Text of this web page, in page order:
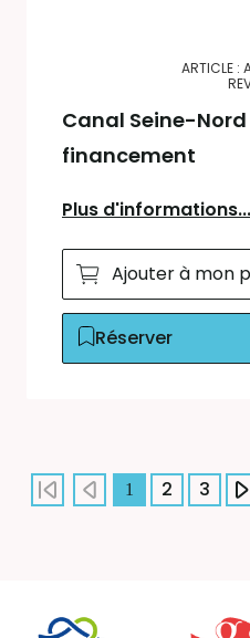
ARTICLE :
Canal Seine-
financement
Plus d'informations...
Ajouter à mon
Réserver
1 2 3